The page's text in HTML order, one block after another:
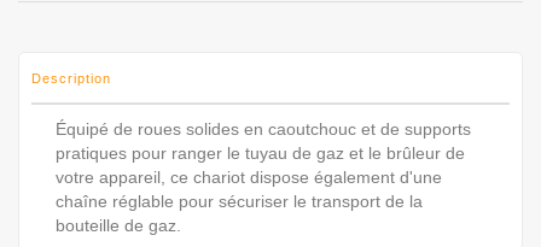
Description
Équipé de roues solides en caoutchouc et de supports
pratiques pour ranger le tuyau de gaz et le brûleur de
votre appareil, ce chariot dispose également d'une
chaîne réglable pour sécuriser le transport de la
bouteille de gaz.